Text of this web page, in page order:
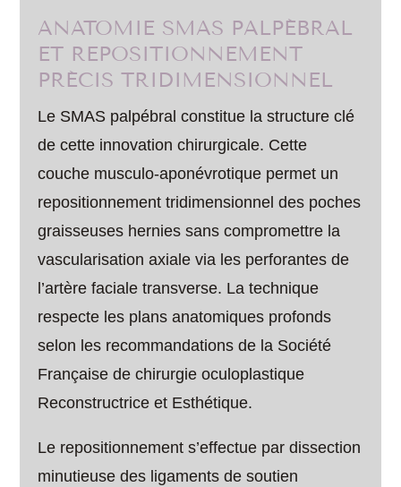
ANATOMIE SMAS PALPÉBRAL
ET REPOSITIONNEMENT
PRÉCIS TRIDIMENSIONNEL
Le SMAS palpébral constitue la structure clé
de cette innovation chirurgicale. Cette
couche musculo-aponévrotique permet un
repositionnement tridimensionnel des poches
graisseuses hernies sans compromettre la
vascularisation axiale via les perforantes de
l’artère faciale transverse. La technique
respecte les plans anatomiques profonds
selon les recommandations de la Société
Française de chirurgie oculoplastique
Reconstructrice et Esthétique.
Le repositionnement s’effectue par dissection
minutieuse des ligaments de soutien